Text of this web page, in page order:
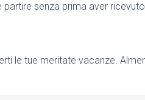
senza prima aver
le tue meritate vacanze.